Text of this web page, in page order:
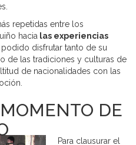
repetidas entre los
hacia las experiencias
disfrutar tanto de su
de las tradiciones y culturas de
de nacionalidades con las
DE
Para clausurar el